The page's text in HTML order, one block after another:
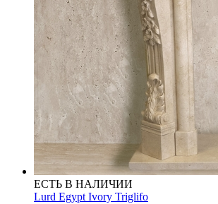
ЕСТЬ В НАЛИЧИИ
Lurd Egypt Ivory Triglifo